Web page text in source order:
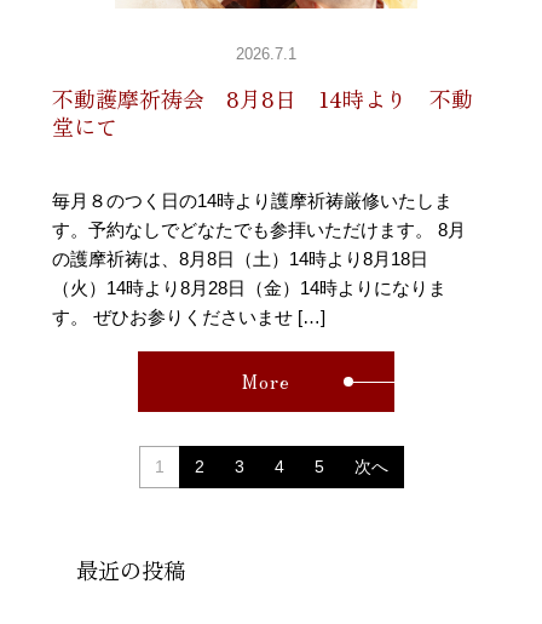
2026.7.1
不動護摩祈祷会 8月8日 14時より 不動
堂にて
毎月８のつく日の14時より護摩祈祷厳修いたしま
す。予約なしでどなたでも参拝いただけます。 8月
の護摩祈祷は、8月8日（土）14時より8月18日
（火）14時より8月28日（金）14時よりになりま
す。 ぜひお参りくださいませ […]
More
1 2 3 4 5 次へ
最近の投稿